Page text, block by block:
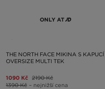
ONLY AT
THE NORTH FACE MIKINA S KAPUCÍ
OVERSIZE MULTI TEK
1090 Kč 2190 Kč
1390 Kč – nejnižší cena